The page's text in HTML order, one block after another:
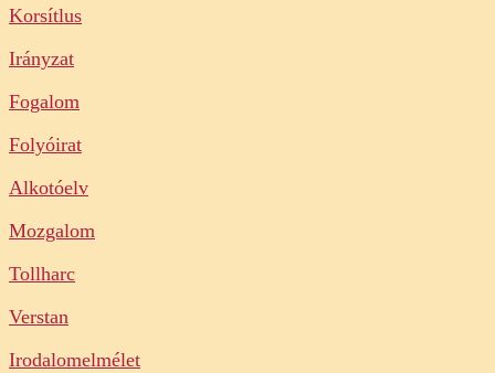
Korsítlus
Irányzat
Fogalom
Folyóirat
Alkotóelv
Mozgalom
Tollharc
Verstan
Irodalomelmélet